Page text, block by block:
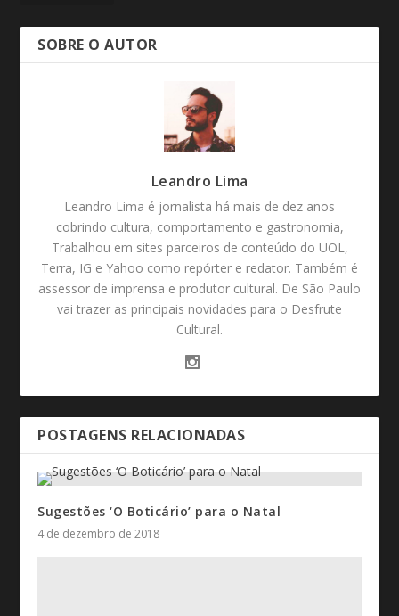
SOBRE O AUTOR
Leandro Lima
Leandro Lima é jornalista há mais de dez anos
cobrindo cultura, comportamento e gastronomia,
Trabalhou em sites parceiros de conteúdo do UOL,
Terra, IG e Yahoo como repórter e redator. Também é
assessor de imprensa e produtor cultural. De São Paulo
vai trazer as principais novidades para o Desfrute
Cultural.
POSTAGENS RELACIONADAS
Sugestões ‘O Boticário’ para o Natal
4 de dezembro de 2018